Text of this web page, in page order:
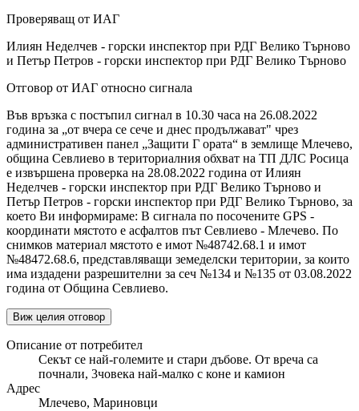
Проверяващ от ИАГ
Илиян Неделчев - горски инспектор при РДГ Велико Търново
и Петър Петров - горски инспектор при РДГ Велико Търново
Отговор от ИАГ относно сигнала
Във връзка с постъпил сигнал в 10.30 часа на 26.08.2022
година за „от вчера се сече и днес продължават" чрез
административен панел „Защити Г ората“ в землище Млечево,
община Севлиево в териториалния обхват на ТП ДЛС Росица
е извършена проверка на 28.08.2022 година от Илиян
Неделчев - горски инспектор при РДГ Велико Търново и
Петър Петров - горски инспектор при РДГ Велико Търново, за
което Ви информираме: В сигнала по посочените GPS -
координати мястото е асфалтов път Севлиево - Млечево. По
снимков материал мястото е имот №48742.68.1 и имот
№48472.68.6, представляващи земеделски територии, за които
има издадени разрешителни за сеч №134 и №135 от 03.08.2022
година от Община Севлиево.
Виж целия отговор
Описание от потребител
Секът се най-големите и стари дъбове. От вреча са
почнали, 3човека най-малко с коне и камион
Адрес
Млечево, Мариновци